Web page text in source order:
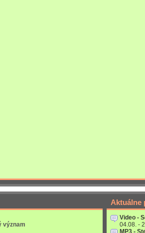
význam
Aktuálne
Video -
04.08. -
MP3 -